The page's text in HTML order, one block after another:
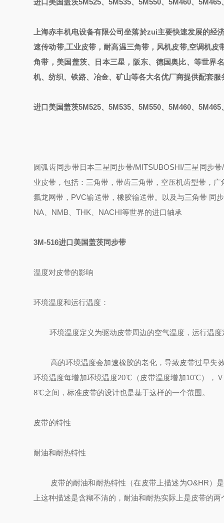
进口美国盖茨5M525、5M535、5M550、5M460、5M465
上海赤丰机电设备有限公司坐落於zui主要快速发展的经
速传动带,工业皮带，耐高温三角带，风机皮带,空调机
角带 ， 美国盖茨、日本三星，阪东、德国奥比、 等世界
机、纺织、铁路、冶金、矿山等各大名优厂商提供配套服
进口美国盖茨5M525、5M535、5M550、5M460、
圆弧齿同步带日本三星同步带/MITSUBOSHI/三星同步
业皮带，包括：三角带，带齿三角带，空压机齿型带，
氟龙网带，PVC输送带，橡胶输送带。以及与三角带 同
NA、NMB、THK、NACHI等世界的进口轴承
3M-516进口美国盖茨同步带
温度对皮带的影响
环境温度和运行温度：
环境温度定义为驱动皮带周边的空气温度，运行温度
高的环境温度会加速橡胶的老化，导致皮带过早失效
环境温度每增加环境温度20℃（皮带温度增加10℃），
8℃之间，标准皮带的设计也是基于这样的一个范围。
皮带的特性
耐油和耐热特性
皮带的耐油和耐热特性（在皮带上描述为O&HR）是
上这种描述是含糊不清的，耐油和耐热实际上是皮带的